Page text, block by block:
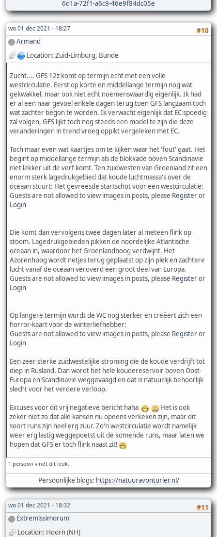
6d1a-72f1-a6c9-46e9f84dc05e
wo 01 dec 2021 - 18:27
#10
Armand
Location: Zuid-Limburg, Bunde
Zucht.... GFS 12z komt op termijn echt met een volle
westcirculatie. Eerst op korte en middellange termijn nog wat
gekwakkel, maar ook niet echt noemenswaardig eigenlijk. Ik had
er al een naar gevoel enkele dagen terug toen GFS langzaam toch
wat zachter begon te worden. Ik verwacht eigenlijk dat EC spoedig
zal volgen, GFS lijkt toch nog steeds een model te zijn die deze
veranderingen in trend vroeg oppikt vergeleken met EC.
Toch maar even wat kaartjes om te kijken waar het 'fout' gaat. Het
begint op middellange termijn als de blokkade boven Scandinavië
niet lekker uit de verf komt. Ten zuidwesten van Groenland zit een
enorm sterk lagedrukgebied dat koude luchtmassa's over de
oceaan stuurt: Het gevreesde startschot voor een westcirculatie:
Guests are not allowed to view images in posts, please Registeror
Login
Die komt dan vervolgens twee dagen later al meteen flink op
stoom. Lagedrukgebieden pikken de noordelijke Atlantische
oceaan in, waardoor het Groenlandhoog verdwijnt. Het
Azorenhoog wordt netjes terug geplaatst op zijn plek en zachtere
lucht vanaf de oceaan veroverd een groot deel van Europa.
Guests are not allowed to view images in posts, please Registeror
Login
Op langere termijn wordt de WC nog sterker en creëert zich een
horror-kaart voor de winterliefhebber:
Guests are not allowed to view images in posts, please Registeror
Login
Een zeer sterke zuidwestelijke stroming die de koude verdrijft tot
diep in Rusland. Dan wordt het hele koudereservoir boven Oost-
Europa en Scandinavië weggevaagd en dat is natuurlijk behoorlijk
slecht voor het verdere verloop.
Excuses voor dit vrij negatieve bericht haha
Het is ook
zeker niet zo dat alle kansen nu opeens verkeken zijn, maar dit
soort runs zijn heel erg zuur. Zo'n westcirculatie wordt namelijk
weer erg lastig weggepoetst uit de komende runs, maar laten we
hopen dat GFS er toch flink naast zit!
1 persoon vindt dit leuk.
Persoonlijke blogs: https://natuuravonturier.nl/
wo 01 dec 2021 - 18:32
#11
Extremissimorum
Location: Hoorn (NH)